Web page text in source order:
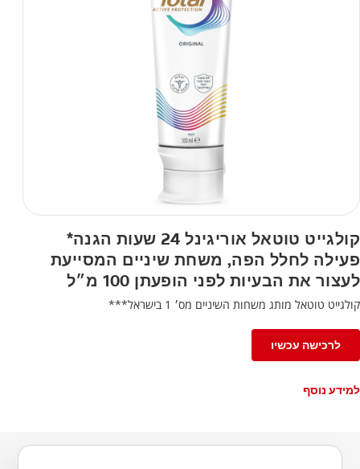
קולגייט טוטאל אוריגינל 24 שעות הגנה*
פעילה לחלל הפה, משחת שיניים המסייעת
לעצור את הבעיות לפני הופעתן 100 מ״ל
קולגייט טוטאל מותג משחות השיניים מס׳ 1 בישראל***
לרכישה עכשיו
למידע נוסף